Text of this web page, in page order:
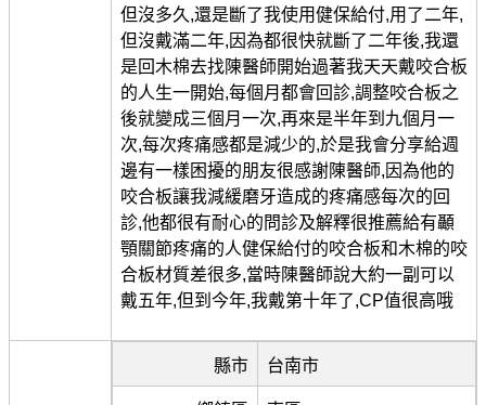
但沒多久,還是斷了我使用健保給付,用了二年,
但沒戴滿二年,因為都很快就斷了二年後,我還
是回木棉去找陳醫師開始過著我天天戴咬合板
的人生一開始,每個月都會回診,調整咬合板之
後就變成三個月一次,再來是半年到九個月一
次,每次疼痛感都是減少的,於是我會分享給週
邊有一樣困擾的朋友很感謝陳醫師,因為他的
咬合板讓我減緩磨牙造成的疼痛感每次的回
診,他都很有耐心的問診及解釋很推薦給有顳
顎關節疼痛的人健保給付的咬合板和木棉的咬
合板材質差很多,當時陳醫師說大約一副可以
戴五年,但到今年,我戴第十年了,CP值很高哦
縣市 台南市